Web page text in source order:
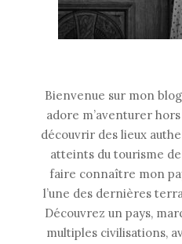
Bienvenue sur mon
adore m’aventurer
découvrir des lieux
atteints du tourisme
faire connaître mon
l’une des dernières
Découvrez un pays,
multiples civilisations,